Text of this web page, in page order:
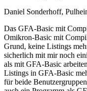
Daniel Sonderhoff,
Das GFA-Basic mit
Omikron-Basic mit
Grund, keine Listings
sicherlich mit mir noch
als mit GFA-Basic
Listings in GFA-Basic
für beide